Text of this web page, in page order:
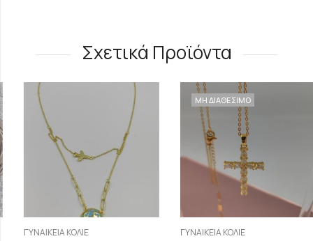
Σχετικά Προϊόντα
ΓΥΝΑΙΚΕΊΑ ΚΟΛΙΈ
ΜΗ ΔΙΑΘΕΣΙΜΟ
ΓΥΝΑΙΚΕΊΑ ΚΟΛΙΈ